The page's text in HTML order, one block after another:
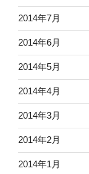
2014年7月
2014年6月
2014年5月
2014年4月
2014年3月
2014年2月
2014年1月